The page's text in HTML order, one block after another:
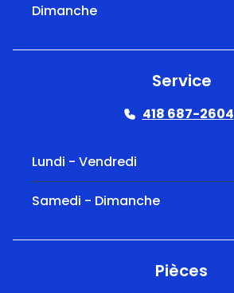
Dimanche
Service
418 687-2604
Lundi - Vendredi
Samedi - Dimanche
Pièces